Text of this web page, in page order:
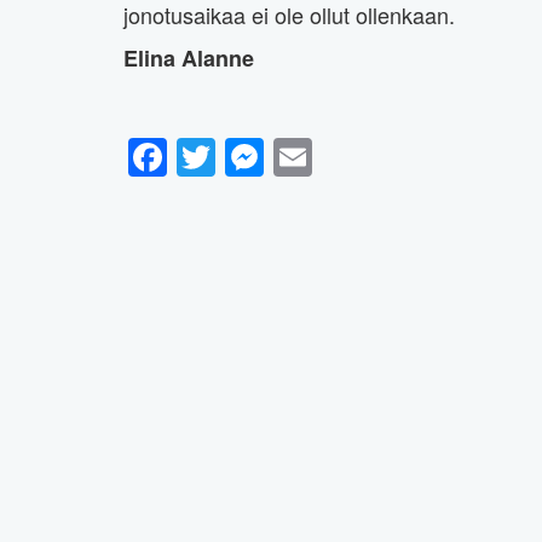
jonotusaikaa ei ole ollut ollenkaan.
Elina Alanne
Facebook
TwitterMessenger